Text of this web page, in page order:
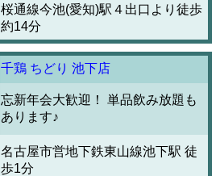
桜通線今池(愛知)駅４出口より徒歩
約14分
千鶏 ちどり 池下店
忘新年会大歓迎！ 単品飲み放題も
あります♪
名古屋市営地下鉄東山線池下駅 徒
歩1分